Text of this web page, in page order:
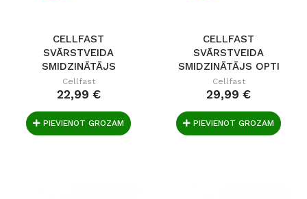
CELLFAST
SVĀRSTVEIDA
SMIDZINĀTĀJS
TURBO IDEAL
Cellfast
22,99 €
PIEVIENOT GROZAM
CELLFAST
SVĀRSTVEIDA
SMIDZINĀTĀJS OPTI
IDEAL
Cellfast
29,99 €
PIEVIENOT GROZAM